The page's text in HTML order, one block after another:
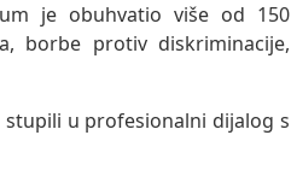
je obuhvatio više od 150
borbe protiv diskriminacije,
u profesionalni dijalog s